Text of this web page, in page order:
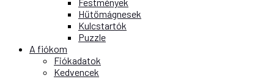
Hűtőmágnesek
Kulcstartók
Puzzle
A fiókom
Fiókadatok
Kedvencek